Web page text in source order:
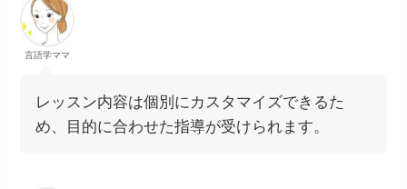
言語学ママ
レッスン内容は個別にカスタマイズできるた
め、目的に合わせた指導が受けられます。